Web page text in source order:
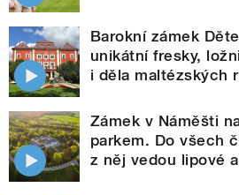
Barokní zámek
unikátní fresky,
i děla maltézských
Zámek v Náměšti
parkem. Do všech
z něj vedou lipové